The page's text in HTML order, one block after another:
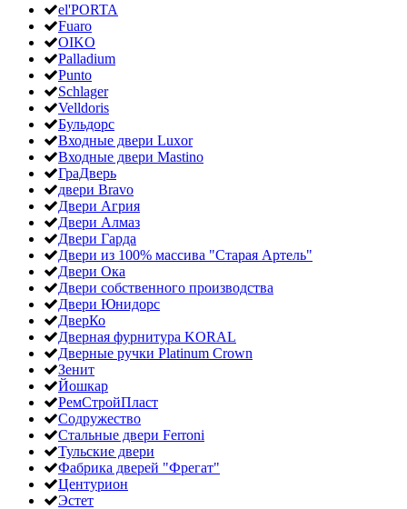
el'PORTA
Fuaro
OIKO
Palladium
Punto
Schlager
Velldoris
Бульдорс
Входные двери Luxor
Входные двери Mastino
ГраДверь
двери Bravo
Двери Агрия
Двери Алмаз
Двери Гарда
Двери из 100% массива "Старая Артель"
Двери Ока
Двери собственного производства
Двери Юнидорс
ДверКо
Дверная фурнитура KORAL
Дверные ручки Platinum Crown
Зенит
Йошкар
РемСтройПласт
Содружество
Стальные двери Ferroni
Тульские двери
Фабрика дверей "Фрегат"
Центурион
Эстет